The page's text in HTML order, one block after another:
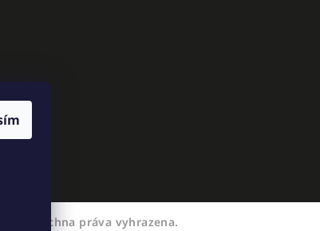
. Všechna práva vyhrazena.